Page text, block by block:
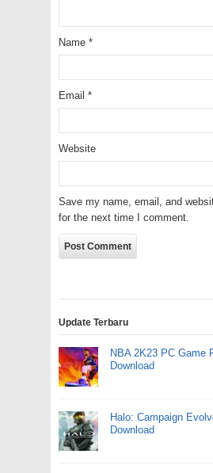
Name *
Email *
Website
Save my name, email, and
for the next time I comment.
Update Terbaru
NBA 2K23 PC Game
Download
Halo: Campaign
Download